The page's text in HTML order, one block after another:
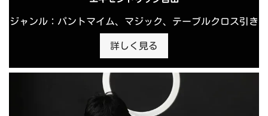
ジャンル：パントマイム、マジック、テーブルクロス引き
詳しく見る